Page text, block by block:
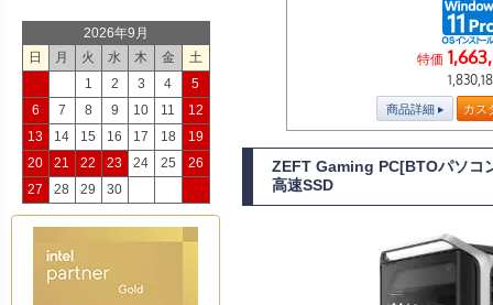
特価
商品詳細 カス
ZEFT Gaming PC[BTOパソコ
高速SSD
2026年9月
日
月 火 水 木 金
土
1
2 3 4
5
6
7 8 9 10 11
12
13
14 15 16 17 18
19
20
21 22 23 24 25
26
27
28 29 30